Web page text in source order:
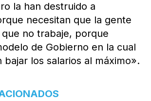
la han destruido a
necesitan que la gente
no trabaje, porque
de Gobierno en la cual
bajar los salarios al máximo».